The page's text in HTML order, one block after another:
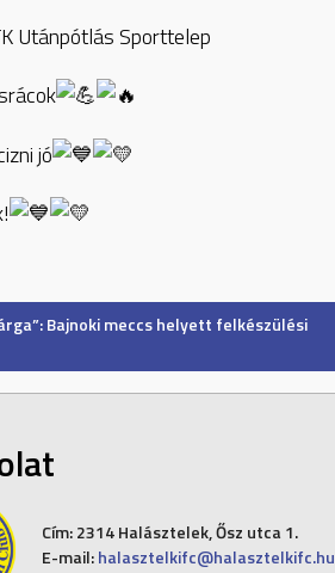
Utánpótlás Sporttelep
jó
Bajnoki meccs helyett felkészülési
Cím:2314 Halásztelek, Ősz utca 1.
E-mail: halasztelkifc@halasztelkifc.hu